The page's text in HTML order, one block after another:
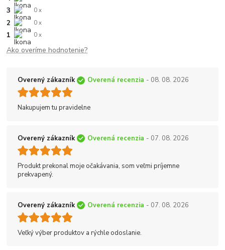
3 0 x
2 0 x
1 0 x
Ako overíme hodnotenie?
Overený zákazník Overená recenzia - 08. 08. 2026
Nakupujem tu pravidelne
Overený zákazník Overená recenzia - 07. 08. 2026
Produkt prekonal moje očakávania, som veľmi príjemne
prekvapený.
Overený zákazník Overená recenzia - 07. 08. 2026
Veľký výber produktov a rýchle odoslanie.